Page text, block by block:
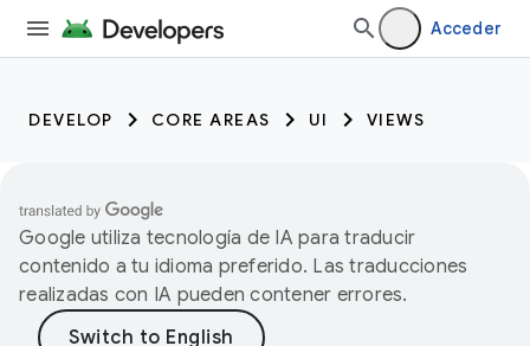
Acceder
DEVELOP CORE AREAS UI VIEWS
Google utiliza tecnología de IA para traducir
contenido a tu idioma preferido. Las traducciones
realizadas con IA pueden contener errores.